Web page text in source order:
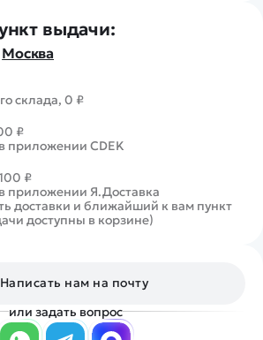
выдачи:
Москва
склада, 0 ₽
₽
приложении CDEK
₽
приложении Я.Доставка
доставки и ближайший к вам пункт
доступны в корзине)
Написать нам на почту
или задать вопрос